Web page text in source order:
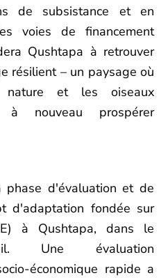
de subsistance et en
voies de financement
Qushtapa à retrouver
résilient – un paysage où
et les oiseaux
à nouveau prospérer
d'évaluation et de
d'adaptation fondée sur
à Qushtapa, dans le
Une évaluation
économique rapide a